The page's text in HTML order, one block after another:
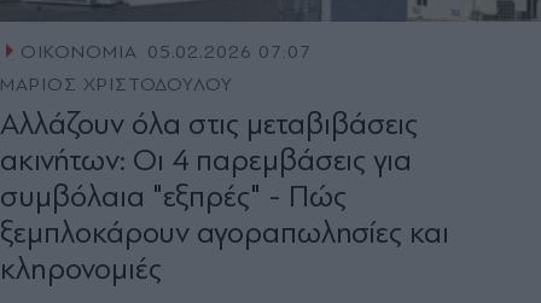
ΟΙΚΟΝΟΜΙΑ 05.02.2026 07:07
ΜΑΡΙΟΣ ΧΡΙΣΤΟΔΟΥΛΟΥ
Αλλάζουν όλα στις μεταβιβάσεις
ακινήτων: Οι 4 παρεμβάσεις για
συμβόλαια "εξπρές" - Πώς
ξεμπλοκάρουν αγοραπωλησίες και
κληρονομιές